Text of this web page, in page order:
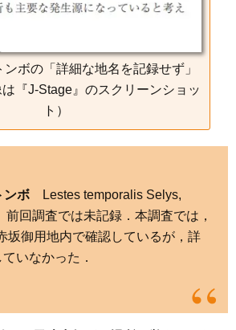
ボの「詳細な地名を記録せず」
『J-Stage』のスクリーンショッ
ト）
ンボ Lestes temporalis Selys,
前回調査では未記録．本調査では，
坂御用地内で確認しているが，詳
いなかった．